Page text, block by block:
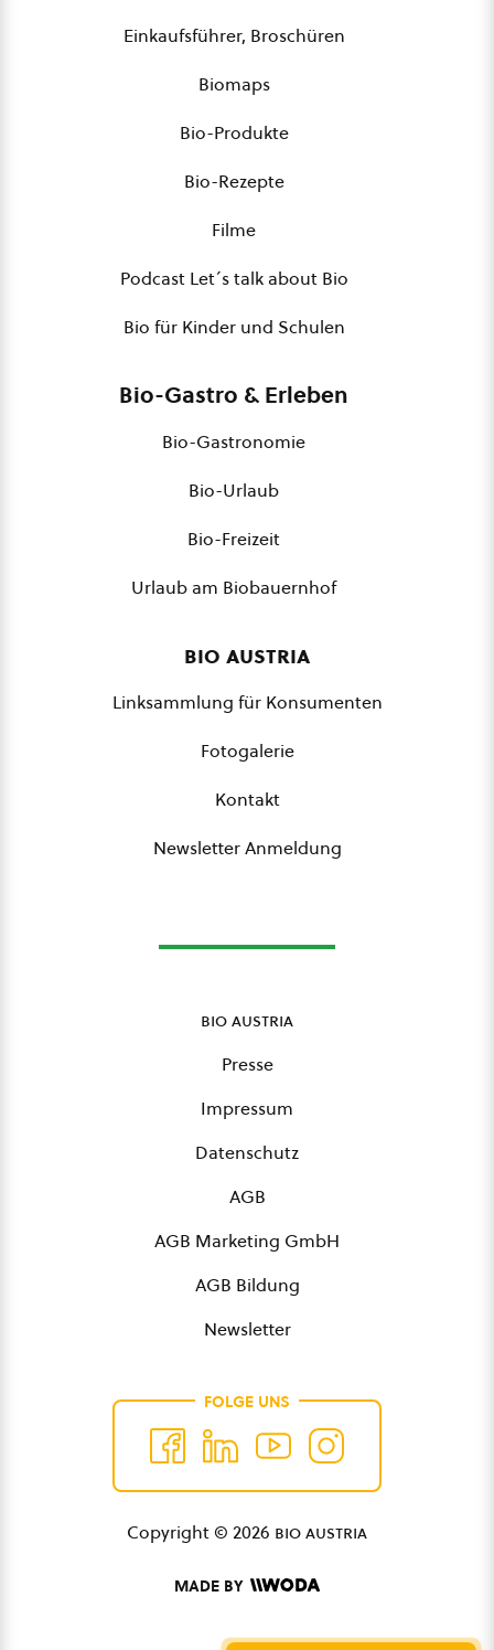
Einkaufsführer, Broschüren
Biomaps
Bio-Produkte
Bio-Rezepte
Filme
Podcast Let´s talk about Bio
Bio für Kinder und Schulen
Bio-Gastro & Erleben
Bio-Gastronomie
Bio-Urlaub
Bio-Freizeit
Urlaub am Biobauernhof
bio austria
Linksammlung für Konsumenten
Fotogalerie
Kontakt
Newsletter Anmeldung
bio austria
Presse
Impressum
Datenschutz
AGB
AGB Marketing GmbH
AGB Bildung
Newsletter
FOLGE UNS
Copyright © 2026 bio austria
MADE BY